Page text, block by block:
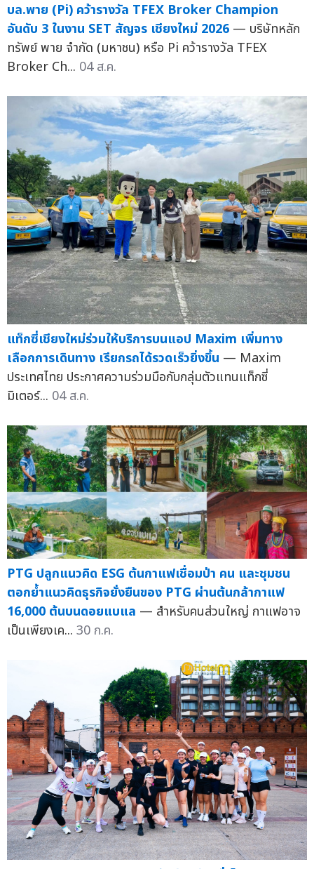
บล.พาย (Pi) คว้ารางวัล TFEX Broker Champion
อันดับ 3 ในงาน SET สัญจร เชียงใหม่ 2026 — บริษัทหลัก
ทรัพย์ พาย จำกัด (มหาชน) หรือ Pi คว้ารางวัล TFEX
Broker Ch... 04 ส.ค.
แท็กซี่เชียงใหม่ร่วมให้บริการบนแอป Maxim เพิ่มทาง
เลือกการเดินทาง เรียกรถได้รวดเร็วยิ่งขึ้น — Maxim
ประเทศไทย ประกาศความร่วมมือกับกลุ่มตัวแทนแท็กซี่
มิเตอร์... 04 ส.ค.
PTG ปลูกแนวคิด ESG ต้นกาแฟเชื่อมป่า คน และชุมชน
ตอกย้ำแนวคิดธุรกิจยั่งยืนของ PTG ผ่านต้นกล้ากาแฟ
16,000 ต้นบนดอยแบแล — สำหรับคนส่วนใหญ่ กาแฟอาจ
เป็นเพียงเค... 30 ก.ค.